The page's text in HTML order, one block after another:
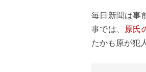
毎日新聞は事
事では、 原氏
たかも原が犯